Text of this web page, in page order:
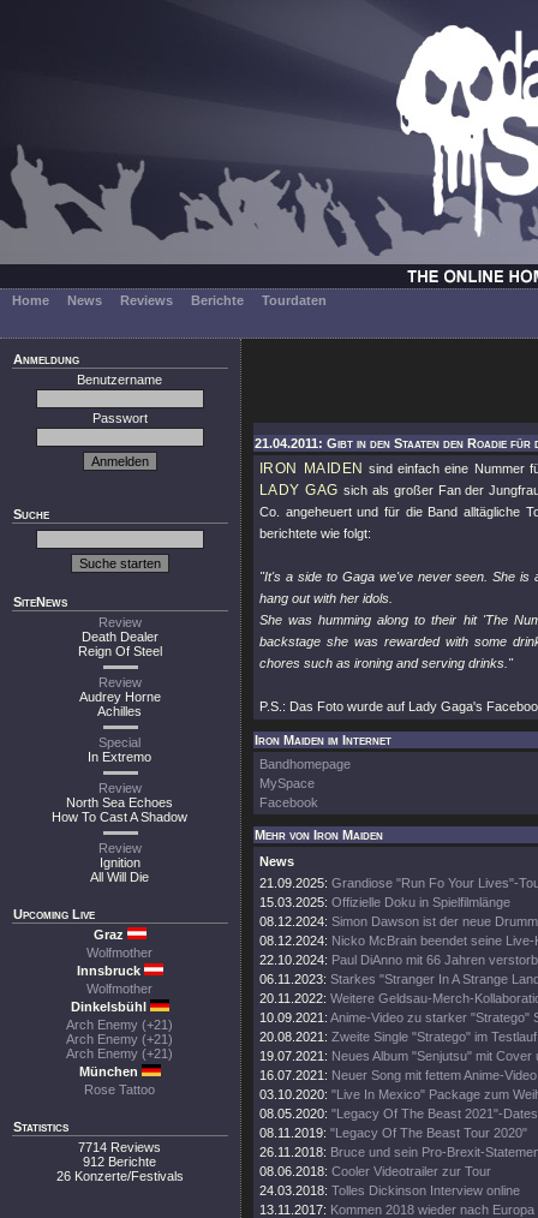
Home News Reviews Berichte Tourdaten
Anmeldung
Benutzername
Passwort
Suche
SiteNews
Review
Death Dealer
Reign Of Steel
Review
Audrey Horne
Achilles
Special
In Extremo
Review
North Sea Echoes
How To Cast A Shadow
Review
Ignition
All Will Die
Upcoming Live
Graz
Wolfmother
Innsbruck
Wolfmother
Dinkelsbühl
Arch Enemy (+21)
Arch Enemy (+21)
Arch Enemy (+21)
München
Rose Tattoo
Statistics
7714 Reviews
912 Berichte
26 Konzerte/Festivals
21.04.2011: Gibt in den Staaten den Roadie
IRON MAIDEN sind einfach eine Nummer
LADY GAG sich als großer Fan der
Co. angeheuert und für die Band alltägliche
berichtete wie folgt:
"It's a side to Gaga we've never seen. She is
hang out with her idols.
She was humming along to their hit 'The
backstage she was rewarded with some
chores such as ironing and serving drinks."
P.S.: Das Foto wurde auf Lady Gaga's
Iron Maiden im Internet
Bandhomepage
MySpace
Facebook
Mehr von Iron Maiden
News
21.09.2025: Grandiose "Run Fo Your Lives"-
15.03.2025: Offizielle Doku in Spielfilmlänge
08.12.2024: Simon Dawson ist der neue
08.12.2024: Nicko McBrain beendet seine Live-
22.10.2024: Paul DiAnno mit 66 Jahren
06.11.2023: Starkes "Stranger In A Strange
20.11.2022: Weitere Geldsau-Merch-
10.09.2021: Anime-Video zu starker "Stratego"
20.08.2021: Zweite Single "Stratego" im Testlauf
19.07.2021: Neues Album "Senjutsu" mit Cover
16.07.2021: Neuer Song mit fettem Anime-Video
03.10.2020: "Live In Mexico" Package zum
08.05.2020: "Legacy Of The Beast 2021"-Dates
08.11.2019: "Legacy Of The Beast Tour 2020"
26.11.2018: Bruce und sein Pro-Brexit-
08.06.2018: Cooler Videotrailer zur Tour
24.03.2018: Tolles Dickinson Interview online
13.11.2017: Kommen 2018 wieder nach Europa